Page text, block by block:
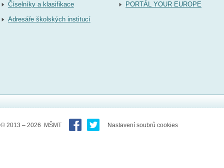
Číselníky a klasifikace
Adresáře školských institucí
PORTÁL YOUR EUROPE
© 2013 – 2026 MŠMT Nastavení soubrů cookies